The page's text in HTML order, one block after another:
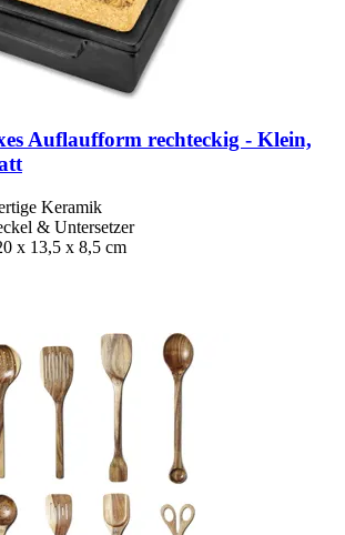
Auflaufform rechteckig -​ Klein,
Keramik
& Untersetzer
x 13,5 x 8,5 cm